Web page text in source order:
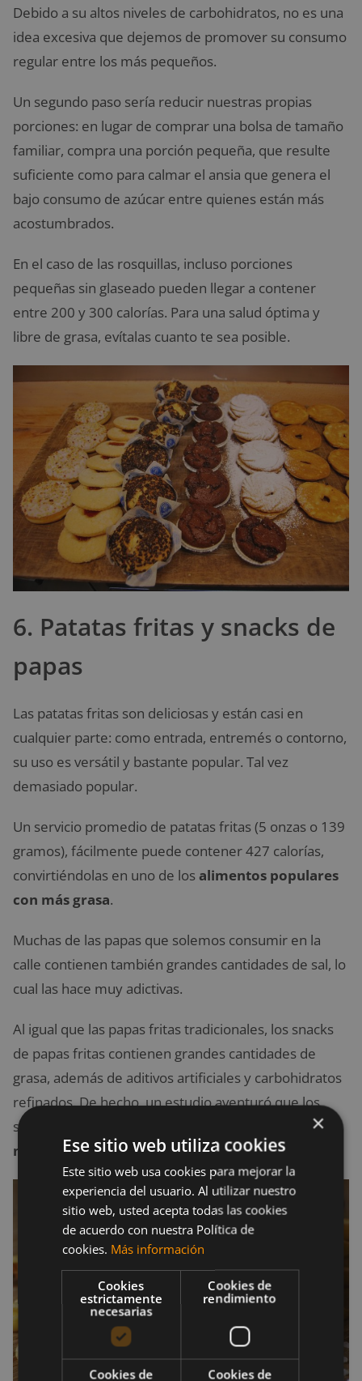
Debido a su altos niveles de carbohidratos, no es una
idea excesiva que dejemos de promover su consumo
regular entre los más pequeños.
Un segundo paso sería reducir nuestras propias
porciones: en lugar de comprar una bolsa de tamaño
familiar, compra una porción pequeña, que resulte
suficiente como para calmar el ansia que genera el
bajo consumo de azúcar entre quienes están más
acostumbrados.
En el caso de las rosquillas, incluso porciones
pequeñas sin glaseado pueden llegar a contener
entre 200 y 300 calorías. Para una salud óptima y
libre de grasa, evítalas cuanto te sea posible.
6. Patatas fritas y snacks de
papas
Las patatas fritas son deliciosas y están casi en
cualquier parte: como entrada, entremés o contorno,
su uso es versátil y bastante popular. Tal vez
demasiado popular.
Un servicio promedio de patatas fritas (5 onzas o 139
gramos), fácilmente puede contener 427 calorías,
convirtiéndolas en uno de los alimentos populares
con más grasa.
Muchas de las papas que solemos consumir en la
calle contienen también grandes cantidades de sal, lo
cual las hace muy adictivas.
Al igual que las papas fritas tradicionales, los snacks
de papas fritas contienen grandes cantidades de
grasa, además de aditivos artificiales y carbohidratos
refinados. De hecho, un estudio aventuró que los
snacks de papas fritas podían ser el
alimento que
más rápido nos hace ganar peso.
×
Ese sitio web utiliza cookies
Este sitio web usa cookies para mejorar la
experiencia del usuario. Al utilizar nuestro
sitio web, usted acepta todas las cookies
de acuerdo con nuestra Política de
cookies. Más información
Cookies
estrictamente
necesarias
Cookies de
rendimiento
Cookies de
Cookies de